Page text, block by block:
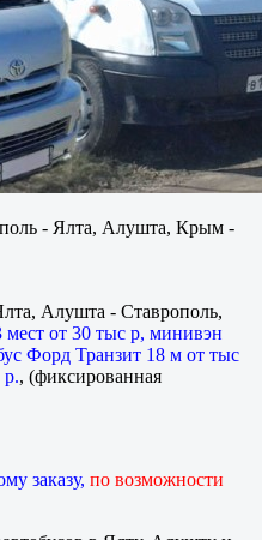
- Ялта, Алушта, Крым -
Алушта - Ставрополь,
мест от 30 тыс р, минивэн
Форд Транзит 18 м от тыс
р., (фиксированная
заказу, по возможности